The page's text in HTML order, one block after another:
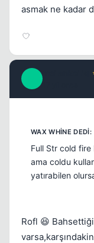
asmak ne kadar
Full Str cold
ama coldu
yatırabilen
Rofl 😆